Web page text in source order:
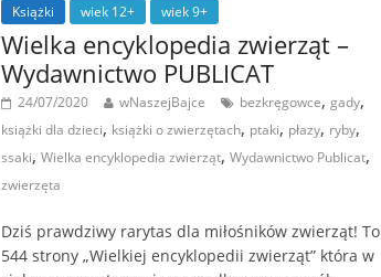
Książki wiek 12+ wiek 9+
Wielka encyklopedia zwierząt –
Wydawnictwo PUBLICAT
24/07/2020 wNaszejBajce bezkręgowce, gady,
książki dla dzieci, książki o zwierzętach, ptaki, płazy, ryby,
ssaki,Wielka encyklopedia zwierząt,Wydawnictwo Publicat,
zwierzęta
Dziś prawdziwy rarytas dla miłośników zwierząt! To
544 strony „Wielkiej encyklopedii zwierząt” która w